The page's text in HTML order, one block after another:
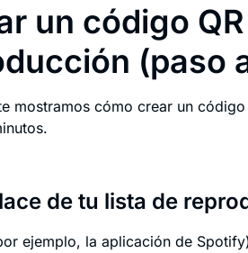
un código
(paso
mostramos cómo crear un
de tu lista de
ejemplo, la aplicación de